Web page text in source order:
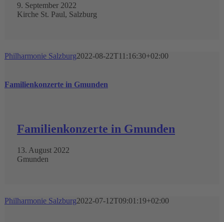
9. September 2022
Kirche St. Paul, Salzburg
Philharmonie Salzburg2022-08-22T11:16:30+02:00
Familienkonzerte in Gmunden
Familienkonzerte in Gmunden
13. August 2022
Gmunden
Philharmonie Salzburg2022-07-12T09:01:19+02:00